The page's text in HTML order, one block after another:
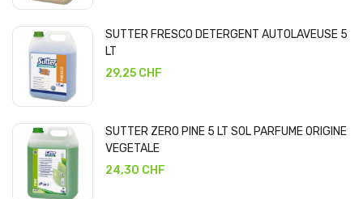
SUTTER FRESCO DETERGENT AUTOLAVEUSE 5
LT
29,25 CHF
SUTTER ZERO PINE 5 LT SOL PARFUME ORIGINE
VEGETALE
24,30 CHF